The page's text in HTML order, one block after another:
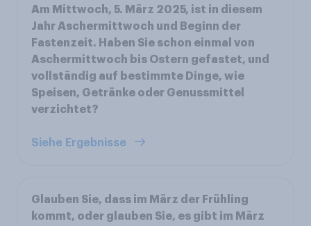
Am Mittwoch, 5. März 2025, ist in diesem
Jahr Aschermittwoch und Beginn der
Fastenzeit. Haben Sie schon einmal von
Aschermittwoch bis Ostern gefastet, und
vollständig auf bestimmte Dinge, wie
Speisen, Getränke oder Genussmittel
verzichtet?
Siehe Ergebnisse
Glauben Sie, dass im März der Frühling
kommt, oder glauben Sie, es gibt im März